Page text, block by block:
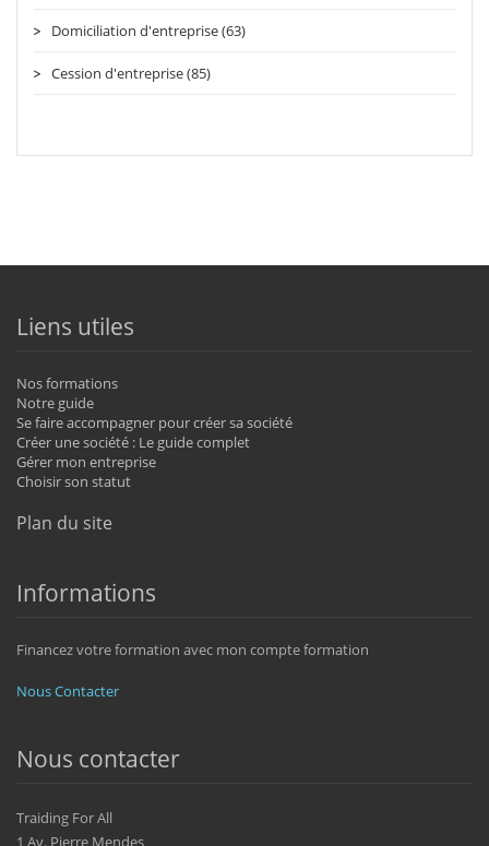
Domiciliation d'entreprise (63)
Cession d'entreprise (85)
Liens utiles
Nos formations
Notre guide
Se faire accompagner pour créer sa société
Créer une société : Le guide complet
Gérer mon entreprise
Choisir son statut
Plan du site
Informations
Financez votre formation avec mon compte formation
Nous Contacter
Nous contacter
Traiding For All
1 Av. Pierre Mendes